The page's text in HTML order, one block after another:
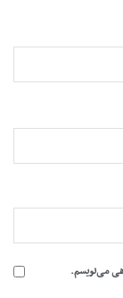
می‌نویسم.